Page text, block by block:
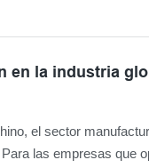
en la industria
el sector
las empresas que